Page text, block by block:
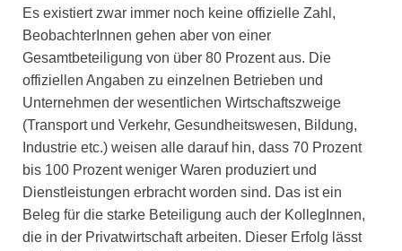
Es existiert zwar immer noch keine offizielle Zahl,
BeobachterInnen gehen aber von einer
Gesamtbeteiligung von über 80 Prozent aus. Die
offiziellen Angaben zu einzelnen Betrieben und
Unternehmen der wesentlichen Wirtschaftszweige
(Transport und Verkehr, Gesundheitswesen, Bildung,
Industrie etc.) weisen alle darauf hin, dass 70 Prozent
bis 100 Prozent weniger Waren produziert und
Dienstleistungen erbracht worden sind. Das ist ein
Beleg für die starke Beteiligung auch der KollegInnen,
die in der Privatwirtschaft arbeiten. Dieser Erfolg lässt